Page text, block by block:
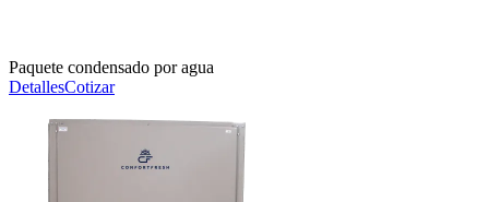
Paquete condensado por agua
DetallesCotizar